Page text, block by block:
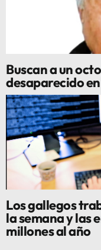
Buscan a un
desaparecido
Los gallegos
la semana y las
millones al año